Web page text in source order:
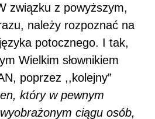
związku z powyższym,
należy rozpoznać na
potocznego. I tak,
Wielkim słownikiem
poprzez ,,kolejny”
który w pewnym
ciągu osób,